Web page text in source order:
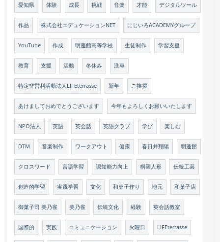
愛知県 体験 成長 挑戦 音楽 才能 デジタルツール
作品 株式会社エデュケーションNET にじいろACADEMYグループ
YouTube 作成 明蓬館高等学校 生徒制作 学習支援
教育 支援 活動 冬休み 洗車
特定非営利活動法人LIFEterrasse 新年 ご挨拶
あけましておめでとうございます 今年もよろしくお願いいたします
NPO法人 英語 英会話 英語クラブ 学び 楽しむ
DTM 音楽制作 ワークアウト 健康 春日井翔陽 明蓬館
クロスワード 言語学習 認知能力向上 桐塑人形 伝統工芸
創造的学習 実践学習 文化 和菓子作り 地元 和菓子店
御菓子司 美乃雀 美乃雀 伝統文化 経験 英会話教室
国際的 実践 コミュニケーション 火曜日 LIFEterrasse